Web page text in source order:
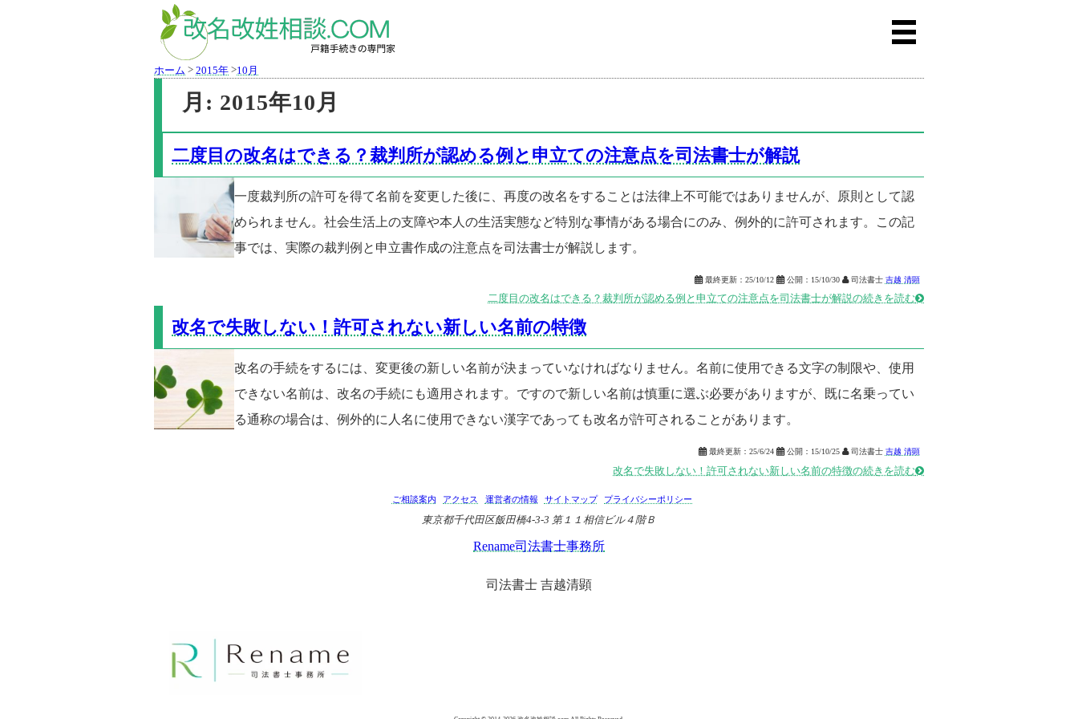
ホーム > 2015年 >10月
月: 2015年10月
二度目の改名はできる？裁判所が認める例と申立ての注意点を司法書士が解説
一度裁判所の許可を得て名前を変更した後に、再度の改名をすることは法律上不可能ではありませんが、原則として認
められません。社会生活上の支障や本人の生活実態など特別な事情がある場合にのみ、例外的に許可されます。この記
事では、実際の裁判例と申立書作成の注意点を司法書士が解説します。
最終更新： 25/10/12 公開： 15/10/30 司法書士 吉越 清顕
二度目の改名はできる？裁判所が認める例と申立ての注意点を司法書士が解説の続きを読む
改名で失敗しない！許可されない新しい名前の特徴
改名の手続をするには、変更後の新しい名前が決まっていなければなりません。名前に使用できる文字の制限や、使用
できない名前は、改名の手続にも適用されます。ですので新しい名前は慎重に選ぶ必要がありますが、既に名乗ってい
る通称の場合は、例外的に人名に使用できない漢字であっても改名が許可されることがあります。
 最終更新： 25/6/24  公開： 15/10/25 司法書士 吉越 清顕
改名で失敗しない！許可されない新しい名前の特徴の続きを読む
ご相談案内 アクセス 運営者の情報 サイトマップ プライバシーポリシー
東京都千代田区飯田橋4-3-3 第１１相信ビル４階Ｂ
Rename司法書士事務所
司法書士 吉越清顕